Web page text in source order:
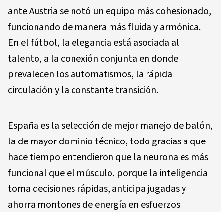
ante Austria se notó un equipo más cohesionado,
funcionando de manera más fluida y armónica.
En el fútbol, la elegancia está asociada al
talento, a la conexión conjunta en donde
prevalecen los automatismos, la rápida
circulación y la constante transición.
España es la selección de mejor manejo de balón,
la de mayor dominio técnico, todo gracias a que
hace tiempo entendieron que la neurona es más
funcional que el músculo, porque la inteligencia
toma decisiones rápidas, anticipa jugadas y
ahorra montones de energía en esfuerzos